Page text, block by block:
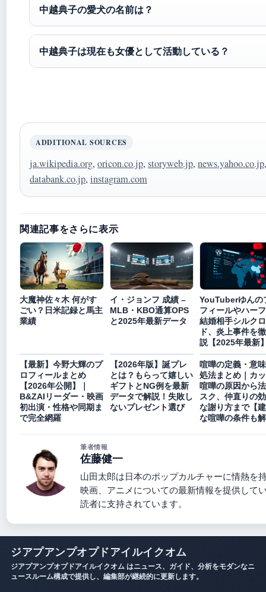
中越典子の愛犬の名前は？
中越典子は現在も女優として活動している？
ADDITIONAL SOURCES
ja.wikipedia.org, oricon.co.jp, storyweb.jp, news.yahoo.co.jp
databank.co.jp, instagram.com
関連記事をさらに表示
大魔神佐々木 何がす
ごい？日米記録と馬主
業績
イ・ジョンフ 成績 –
MLB・KBO通算OPS
と2025年最新データ
YouTuberゆんの
フィールやハー
結婚相手シルク
ド、炎上事件を
説【2025年最新
【最新】今野大輝のプ
ロフィールまとめ
【2026年公開】｜
B&ZAIリーダー・映画
初出演・性格や同期ま
で完全網羅
【2026年版】誕プレ
とは？もらって嬉しい
ギフトとNG例を最新
データで解説！失敗し
ないプレゼント選び
喧嘩の定義・意
処法まとめ｜カ
喧嘩の原因から
スク、仲直りの
な謝り方まで【
な喧嘩の条件も
筆者情報
佐藤健一
山田太郎は日本のポップカルチャーに情熱を
映画、アニメについての最新情報を提供して
読者に支持されています。
ジアプアンプオプドアイルイクオム
ジアプアンプオプドアイルイクオム はニュース、ガイド、分析をモダンなニ
ュースルーム構成で提供し、編集部が継続的に更新します。